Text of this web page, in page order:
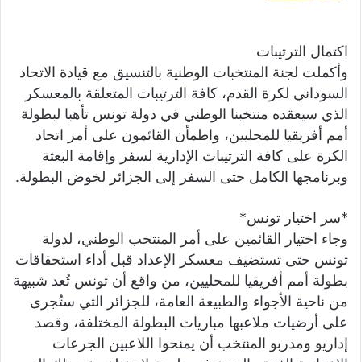
اكتمال الترتيبات
وأكملت لجنة المنتخبات الوطنية بالتنسيق مع قيادة الاتحاد
السوداني لكرة القدم، كافة الترتيبات المتعلقة بالمعسكر
الذي سيعقده منتخبنا الوطني في دولة تونس تأهبا لبطولة
أمم أفريقيا للمحليين، واطمأن القائمون على أمر اتحاد
الكرة على كافة الترتيبات الإدارية لسفر وإقامة البعثة
وبرنامجها الكامل حتى السفر إلى الجزائر لخوض البطولة.
*سر اختيار تونس*
وجاء اختيار القائمين على أمر المنتخب الوطني، لدولة
تونس حتى تستضيف معسكر الإعداد قبل أداء استحقاقات
بطولة أمم أفريقيا للمحليين، من واقع أن تونس تُعد شبيهة
من ناحية الأجواء والطبيعة العامة، للجزائر التي ستُجرى
على أرضيات ملاعبها مباريات البطولة المختلفة، وقصد
إداريو ومدربو المنتخب أن يمنحوا اللاعبين الجرعات